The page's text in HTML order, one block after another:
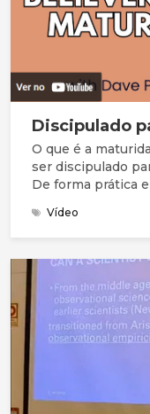
Discipulado
O que é a
ser discipulado para atingir a maturidade em
De forma prática
Vídeo